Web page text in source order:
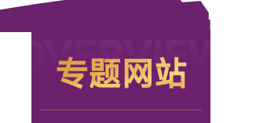
OVERVIEW
专题网站